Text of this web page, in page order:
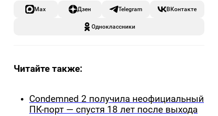
Max Дзен Telegram ВКонтакте
Одноклассники
Читайте также:
Condemned 2 получила неофициальный
ПК-порт — спустя 18 лет после выхода